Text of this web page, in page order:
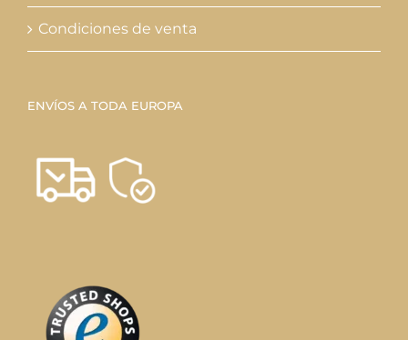
Condiciones de venta
ENVÍOS A TODA EUROPA